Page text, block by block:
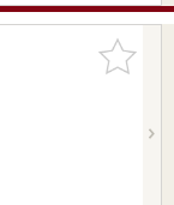
お気に入
りに追加